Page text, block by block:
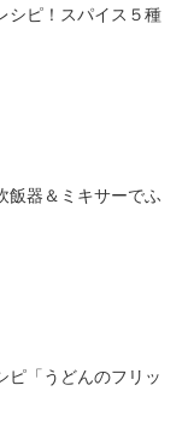
シピ！スパイス５種
飯器＆ミキサーでふ
ピ「うどんのフリッ